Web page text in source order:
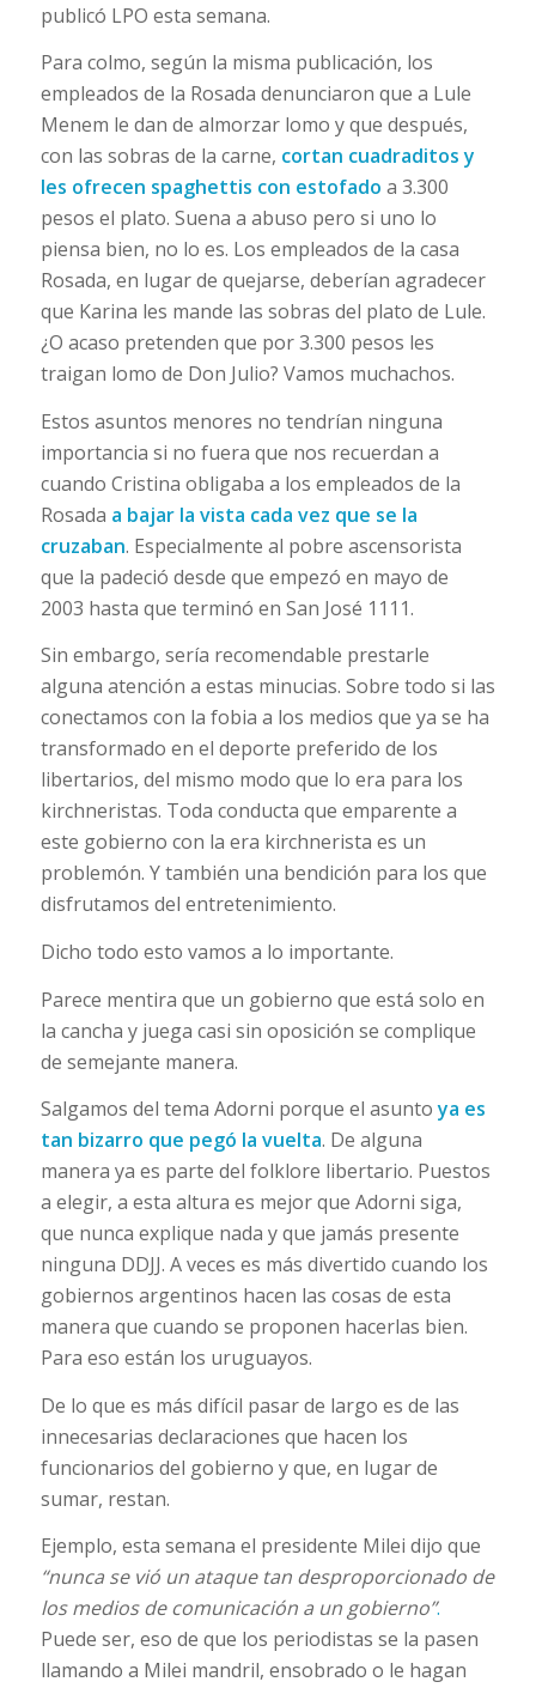
publicó LPO esta semana.
Para colmo, según la misma publicación, los
empleados de la Rosada denunciaron que a Lule
Menem le dan de almorzar lomo y que después,
con las sobras de la carne, cortan cuadraditos y
les ofrecen spaghettis con estofado a 3.300
pesos el plato. Suena a abuso pero si uno lo
piensa bien, no lo es. Los empleados de la casa
Rosada, en lugar de quejarse, deberían agradecer
que Karina les mande las sobras del plato de Lule.
¿O acaso pretenden que por 3.300 pesos les
traigan lomo de Don Julio? Vamos muchachos.
Estos asuntos menores no tendrían ninguna
importancia si no fuera que nos recuerdan a
cuando Cristina obligaba a los empleados de la
Rosada a bajar la vista cada vez que se la
cruzaban. Especialmente al pobre ascensorista
que la padeció desde que empezó en mayo de
2003 hasta que terminó en San José 1111.
Sin embargo, sería recomendable prestarle
alguna atención a estas minucias. Sobre todo si las
conectamos con la fobia a los medios que ya se ha
transformado en el deporte preferido de los
libertarios, del mismo modo que lo era para los
kirchneristas. Toda conducta que emparente a
este gobierno con la era kirchnerista es un
problemón. Y también una bendición para los que
disfrutamos del entretenimiento.
Dicho todo esto vamos a lo importante.
Parece mentira que un gobierno que está solo en
la cancha y juega casi sin oposición se complique
de semejante manera.
Salgamos del tema Adorni porque el asuntoya es
tan bizarro que pegó la vuelta. De alguna
manera ya es parte del folklore libertario. Puestos
a elegir, a esta altura es mejor que Adorni siga,
que nunca explique nada y que jamás presente
ninguna DDJJ. A veces es más divertido cuando los
gobiernos argentinos hacen las cosas de esta
manera que cuando se proponen hacerlas bien.
Para eso están los uruguayos.
De lo que es más difícil pasar de largo es de las
innecesarias declaraciones que hacen los
funcionarios del gobierno y que, en lugar de
sumar, restan.
Ejemplo, esta semana el presidente Milei dijo que
“nunca se vió un ataque tan desproporcionado de
los medios de comunicación a un gobierno”.
Puede ser, eso de que los periodistas se la pasen
llamando a Milei mandril, ensobrado o le hagan